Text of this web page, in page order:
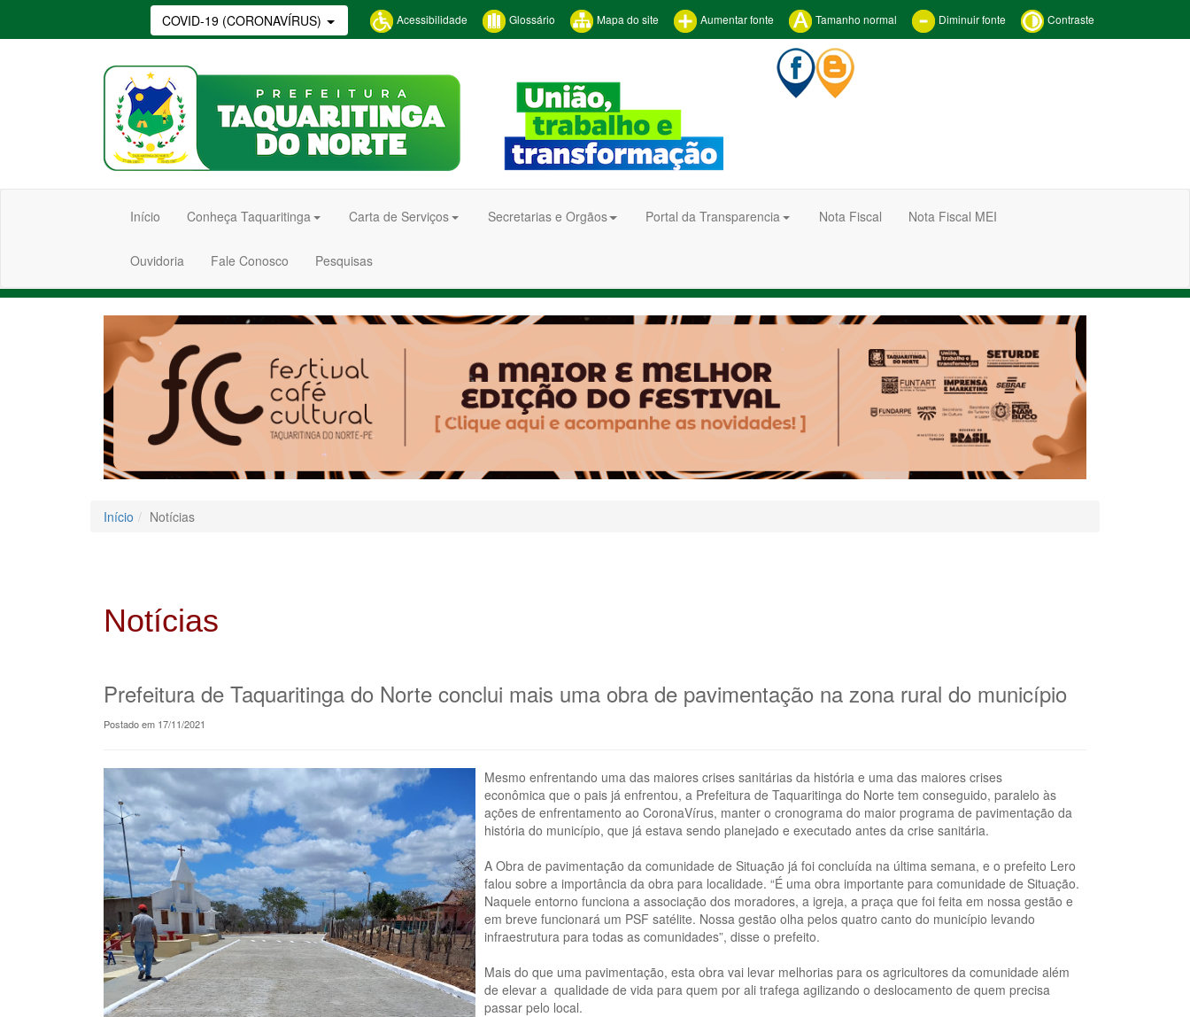
COVID-19 (CORONAVÍRUS) Acessibilidade Glossário Mapa do site Aumentar fonte Tamanho normal Diminuir fonte Contraste
Início Conheça Taquaritinga Carta de Serviços Secretarias e Orgãos Portal da Transparencia Nota Fiscal Nota Fiscal MEI
Ouvidoria Fale Conosco Pesquisas
Início Notícias
Notícias
Prefeitura de Taquaritinga do Norte conclui mais uma obra de pavimentação na zona rural do município
Postado em 17/11/2021
Mesmo enfrentando uma das maiores crises sanitárias da história e uma das maiores crises
econômica que o pais já enfrentou, a Prefeitura de Taquaritinga do Norte tem conseguido, paralelo às
ações de enfrentamento ao CoronaVírus, manter o cronograma do maior programa de pavimentação da
história do município, que já estava sendo planejado e executado antes da crise sanitária.
A Obra de pavimentação da comunidade de Situação já foi concluída na última semana, e o prefeito Lero
falou sobre a importância da obra para localidade. “É uma obra importante para comunidade de Situação.
Naquele entorno funciona a associação dos moradores, a igreja, a praça que foi feita em nossa gestão e
em breve funcionará um PSF satélite. Nossa gestão olha pelos quatro canto do município levando
infraestrutura para todas as comunidades”, disse o prefeito.
Mais do que uma pavimentação, esta obra vai levar melhorias para os agricultores da comunidade além
de elevar a qualidade de vida para quem por ali trafega agilizando o deslocamento de quem precisa
passar pelo local.